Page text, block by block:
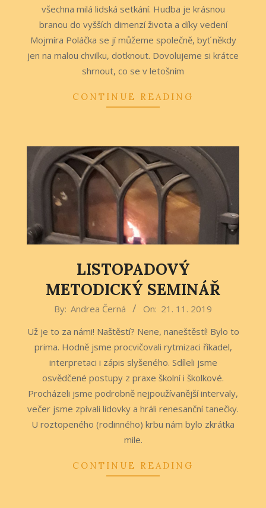
všechna milá lidská setkání. Hudba je krásnou
branou do vyšších dimenzí života a díky vedení
Mojmíra Poláčka se jí můžeme společně, byť někdy
jen na malou chvilku, dotknout. Dovolujeme si krátce
shrnout, co se v letošním
CONTINUE READING
LISTOPADOVÝ
METODICKÝ SEMINÁŘ
21
By: Andrea Černá On: 21. 11. 2019
Už je to za námi! Naštěstí? Nene, naneštěstí! Bylo to
prima. Hodně jsme procvičovali rytmizaci říkadel,
interpretaci i zápis slyšeného. Sdíleli jsme
osvědčené postupy z praxe školní i školkové.
Procházeli jsme podrobně nejpoužívanější intervaly,
večer jsme zpívali lidovky a hráli renesanční tanečky.
U roztopeného (rodinného) krbu nám bylo zkrátka
mile.
CONTINUE READING